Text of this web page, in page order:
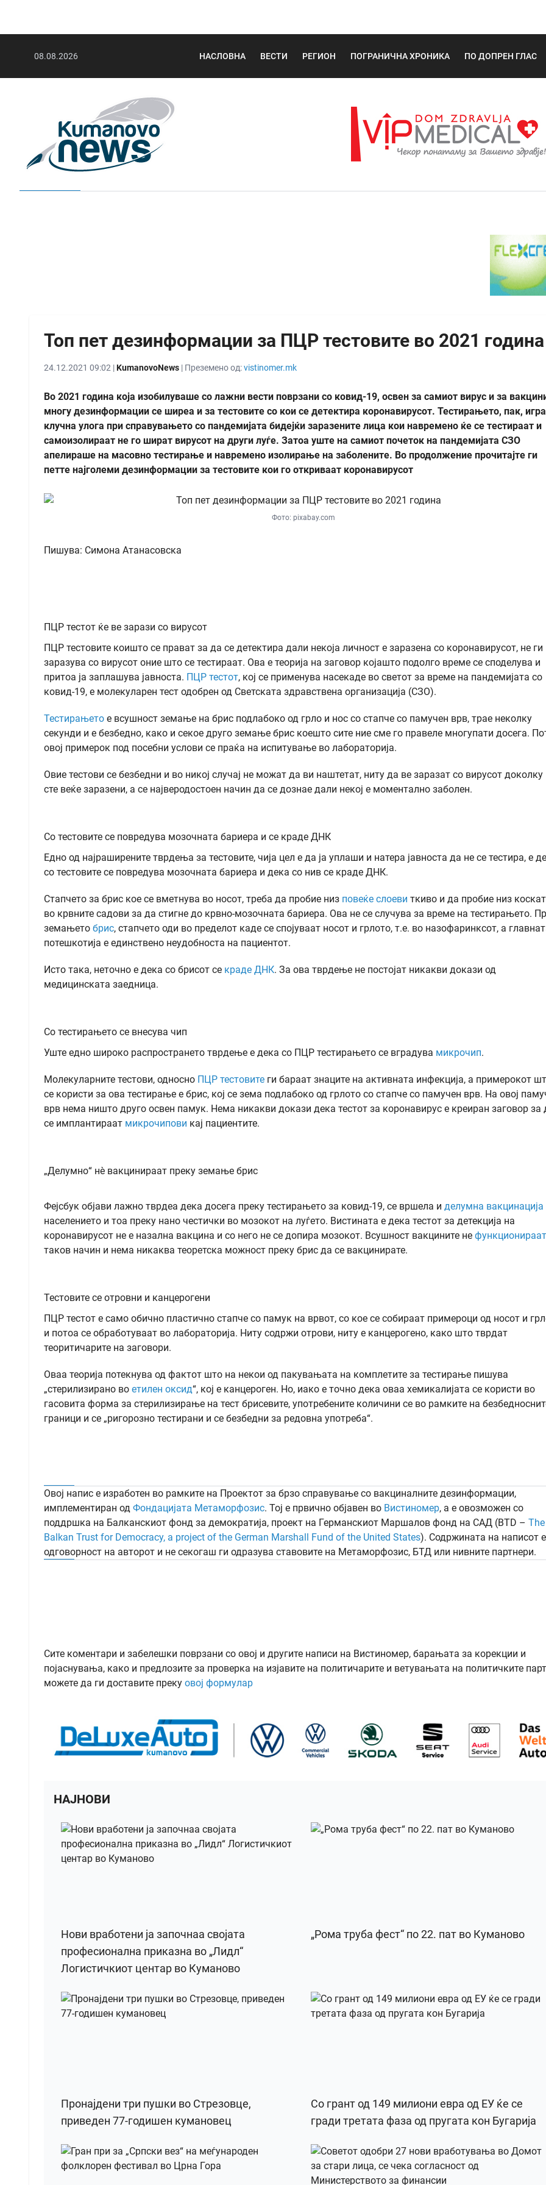
08.08.2026 НАСЛОВНА ВЕСТИ РЕГИОН ПОГРАНИЧНА ХРОНИКА ПО ДОПРЕН ГЛАС
Топ пет дезинформации за ПЦР тестовите во 2021 година
24.12.2021 09:02 |KumanovoNews | Преземено од:vistinomer.mk
Во 2021 година која изобилуваше со лажни вести поврзани со ковид-19, освен за самиот вирус и за
многу дезинформации се ширеа и за тестовите со кои се детектира коронавирусот. Тестирањето, пак, игра
клучна улога при справувањето со пандемијата бидејќи заразените лица кои навремено ќе се тестираат и
самоизолираат не го шират вирусот на други луѓе. Затоа уште на самиот почеток на пандемијата СЗО
апелираше на масовно тестирање и навремено изолирање на заболените. Во продолжение прочитајте ги
петте најголеми дезинформации за тестовите кои го откриваат коронавирусот
Фото: pixabay.com
Пишува: Симона Атанасовска
ПЦР тестот ќе ве зарази со вирусот
ПЦР тестовите коишто се прават за да се детектира дали некоја личност е заразена со коронавирусот, не ги
заразува со вирусот оние што се тестираат. Ова е теорија на заговор којашто подолго време се споделува и
притоа ја заплашува јавноста. ПЦР тестот, кој се применува насекаде во светот за време на пандемијата со
ковид-19, е молекуларен тест одобрен од Светската здравствена организација (СЗО).
Тестирањето е всушност земање на брис подлабоко од грло и нос со стапче со памучен врв, трае неколку
секунди и е безбедно, како и секое друго земање брис коешто сите ние сме го правеле многупати досега.
овој примерок под посебни услови се праќа на испитување во лабораторија.
Овие тестови се безбедни и во никој случај не можат да ви наштетат, ниту да ве заразат со вирусот доколку
сте веќе заразени, а се најверодостоен начин да се дознае дали некој е моментално заболен.
Со тестовите се повредува мозочната бариера и се краде ДНК
Едно од најраширените тврдења за тестовите, чија цел е да ја уплаши и натера јавноста да не се тестира, е
со тестовите се повредува мозочната бариера и дека со нив се краде ДНК.
Стапчето за брис кое се вметнува во носот, треба да пробие низ повеќе слоеви ткиво и да пробие низ
во крвните садови за да стигне до крвно-мозочната бариера. Ова не се случува за време на тестирањето.
земањето брис, стапчето оди во пределот каде се спојуваат носот и грлото, т.е. во назофаринксот, а
потешкотија е единствено неудобноста на пациентот.
Исто така, неточно е дека со брисот се краде ДНК. За ова тврдење не постојат никакви докази од
медицинската заедница.
Со тестирањето се внесува чип
Уште едно широко распространето тврдење е дека со ПЦР тестирањето се вградува микрочип.
Молекуларните тестови, односно ПЦР тестовите ги бараат знаците на активната инфекција, а примерокот
се користи за ова тестирање е брис, кој се зема подлабоко од грлото со стапче со памучен врв. На овој
врв нема ништо друго освен памук. Нема никакви докази дека тестот за коронавирус е креиран заговор за
се имплантираат микрочипови кај пациентите.
„Делумно“ нè вакцинираат преку земање брис
Фејсбук објави лажно тврдеа дека досега преку тестирањето за ковид-19, се вршела и делумна вакцинација
населението и тоа преку нано честички во мозокот на луѓето. Вистината е дека тестот за детекција на
коронавирусот не е назална вакцина и со него не се допира мозокот. Всушност вакцините не функционираат
таков начин и нема никаква теоретска можност преку брис да се вакцинирате.
Тестовите се отровни и канцерогени
ПЦР тестот е само обично пластично стапче со памук на врвот, со кое се собираат примероци од носот и
и потоа се обработуваат во лабораторија. Ниту содржи отрови, ниту е канцерогено, како што тврдат
теоритичарите на заговори.
Оваа теорија потекнува од фактот што на некои од пакувањата на комплетите за тестирање пишува
„стерилизирано во етилен оксид“, кој е канцероген. Но, иако е точно дека оваа хемикалијата се користи во
гасовита форма за стерилизирање на тест брисевите, употребените количини се во рамките на
граници и се „ригорозно тестирани и се безбедни за редовна употреба“.
Овој напис е изработен во рамките на Проектот за брзо справување со вакциналните дезинформации,
имплементиран од Фондацијата Метаморфозис. Тој е првично објавен во Вистиномер, а e овозможен со
поддршка на Балканскиот фонд за демократија, проект на Германскиот Маршалов фонд на САД (BTD – The
Balkan Trust for Democracy, a project of the German Marshall Fund of the United States). Содржината на написот е
одговорност на авторот и не секогаш ги одразува ставовите на Метаморфозис, БТД или нивните партнери.
Сите коментари и забелешки поврзани со овој и другите написи на Вистиномер, барањата за корекции и
појаснувања, како и предлозите за проверка на изјавите на политичарите и ветувањата на политичките
можете да ги доставите преку овој формулар
НАЈНОВИ
Нови вработени ја започнаа својата
професионална приказна во „Лидл“
Логистичкиот центар во Куманово
„Рома труба фест“ по 22. пат во Куманово
Пронајдени три пушки во Стрезовце,
приведен 77-годишен кумановец
Со грант од 149 милиони евра од ЕУ ќе се
гради третата фаза од пругата кон Бугарија